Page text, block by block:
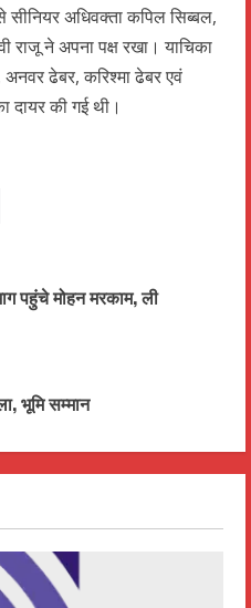
अधिवक्ता कपिल सिब्बल,
ने अपना पक्ष रखा। याचिका
ढेबर, करिश्मा ढेबर एवं
दायर की गई थी।
पहुंचे मोहन मरकाम, ली
भूमि सम्मान